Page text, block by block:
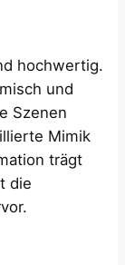
hochwertig.
und
Szenen
Mimik
trägt
die